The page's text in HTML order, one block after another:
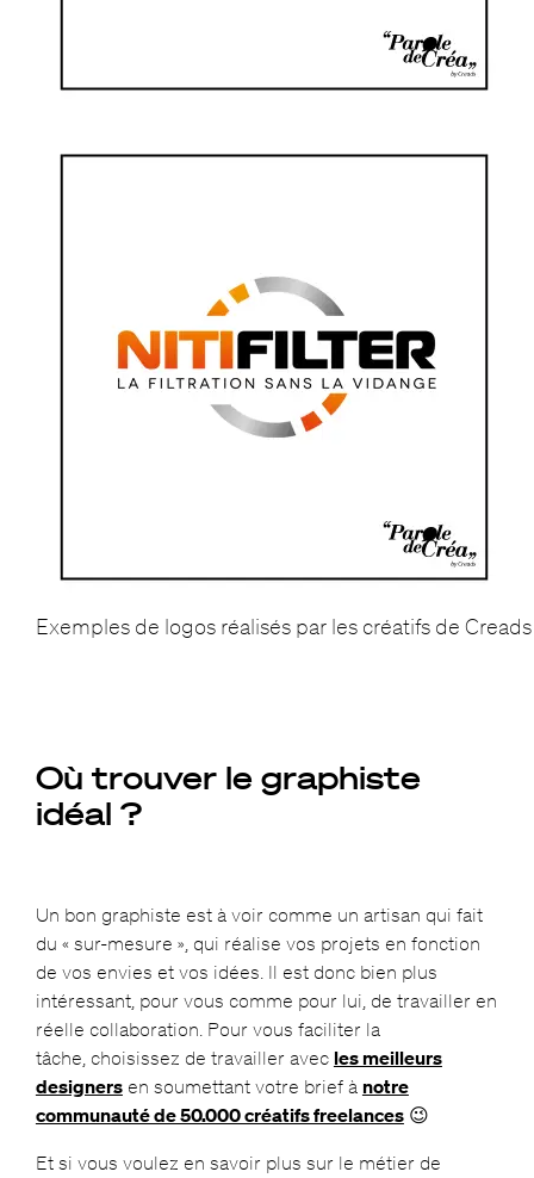
Exemples de logos réalisés par les créatifs de Creads
Où trouver le graphiste
idéal ?
Un bon graphiste est à voir comme un artisan qui fait
du « sur-mesure », qui réalise vos projets en fonction
de vos envies et vos idées. Il est donc bien plus
intéressant, pour vous comme pour lui, de travailler en
réelle collaboration. Pour vous faciliter la
tâche, choisissez de travailler avec les meilleurs
designersen soumettant votre brief à notre
communauté de 50.000 créatifs freelances😉
Et si vous voulez en savoir plus sur le métier de